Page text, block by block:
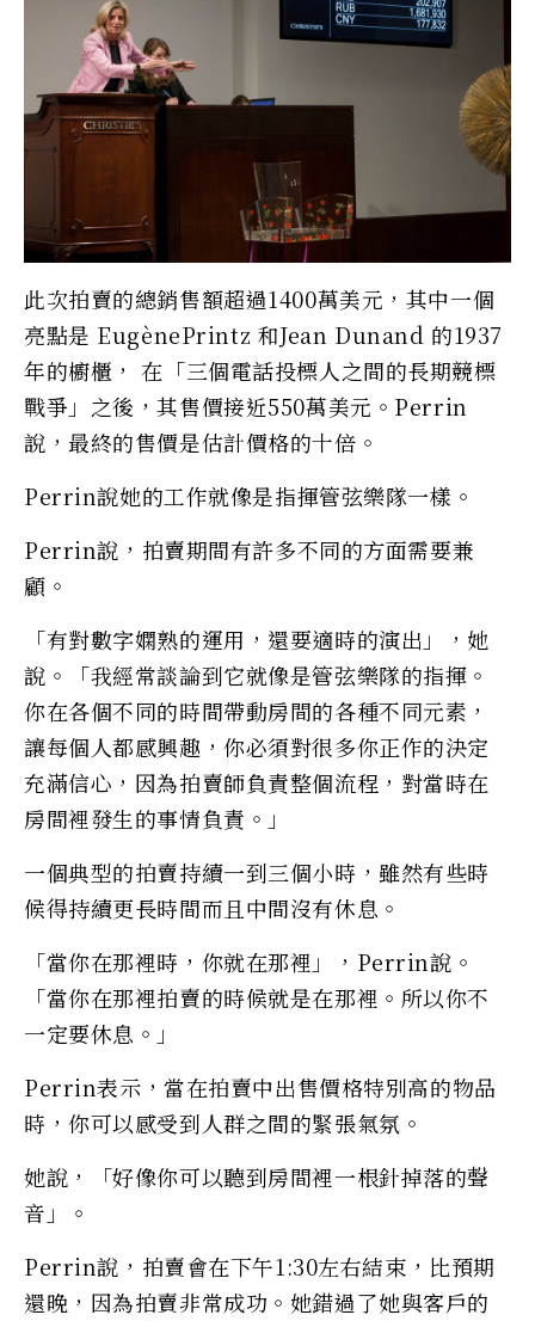
此次拍賣的總銷售額超過1400萬美元，其中一個
亮點是 EugènePrintz 和Jean Dunand 的1937
年的櫥櫃， 在「三個電話投標人之間的長期競標
戰爭」之後，其售價接近550萬美元。Perrin
說，最終的售價是估計價格的十倍。
Perrin說她的工作就像是指揮管弦樂隊一樣。
Perrin說，拍賣期間有許多不同的方面需要兼
顧。
「有對數字嫻熟的運用，還要適時的演出」，她
說。「我經常談論到它就像是管弦樂隊的指揮。
你在各個不同的時間帶動房間的各種不同元素，
讓每個人都感興趣，你必須對很多你正作的決定
充滿信心，因為拍賣師負責整個流程，對當時在
房間裡發生的事情負責。」
一個典型的拍賣持續一到三個小時，雖然有些時
候得持續更長時間而且中間沒有休息。
「當你在那裡時，你就在那裡」，Perrin說。
「當你在那裡拍賣的時候就是在那裡。所以你不
一定要休息。」
Perrin表示，當在拍賣中出售價格特別高的物品
時，你可以感受到人群之間的緊張氣氛。
她說，「好像你可以聽到房間裡一根針掉落的聲
音」。
Perrin說，拍賣會在下午1:30左右結束，比預期
還晚，因為拍賣非常成功。她錯過了她與客戶的